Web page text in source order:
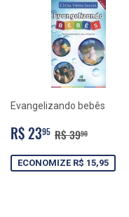
Evangelizando bebês
PREÇO
PROMOCIONAL
R$ 2395 R$
23,95
PREÇO NORMAL
R$ 3990
ECONOMIZE R$ 15,95